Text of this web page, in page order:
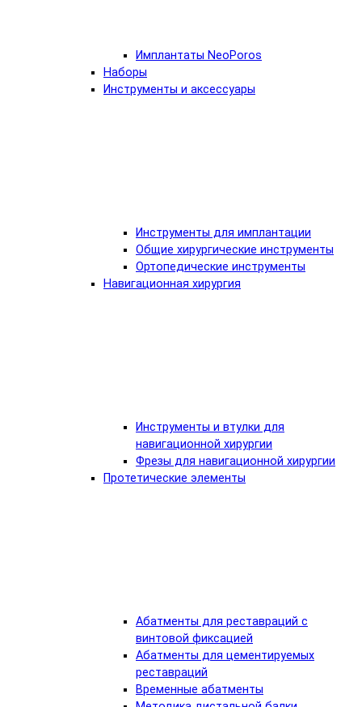
Имплантаты NeoPoros
Наборы
Инструменты и аксессуары
Инструменты для имплантации
Общие хирургические инструменты
Ортопедические инструменты
Навигационная хирургия
Инструменты и втулки для
навигационной хирургии
Фрезы для навигационной хирургии
Протетические элементы
Абатменты для реставраций с
винтовой фиксацией
Абатменты для цементируемых
реставраций
Временные абатменты